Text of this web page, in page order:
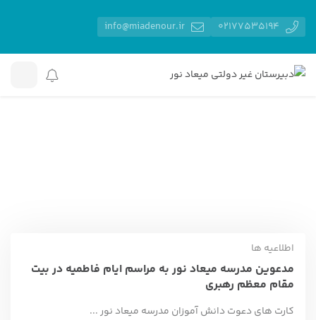
اطلاعیه ها
مدعوین مدرسه میعاد نور به مراسم ایام فاطمیه در بیت
مقام معظم رهبری
کارت های دعوت دانش آموزان مدرسه میعاد نور ...